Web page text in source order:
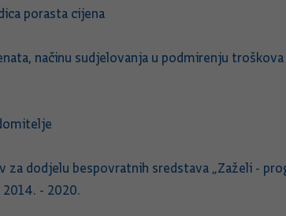
porasta cijena
načinu sudjelovanja u podmirenju
dodjelu bespovratnih sredstava „Zaželi -
- 2020.